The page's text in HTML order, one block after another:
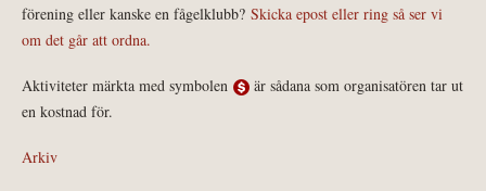
förening eller kanske en fågelklubb? Skicka epost eller ring så ser vi
om det går att ordna.
Aktiviteter märkta med symbolen
är sådana som organisatören tar ut
en kostnad för.
Arkiv